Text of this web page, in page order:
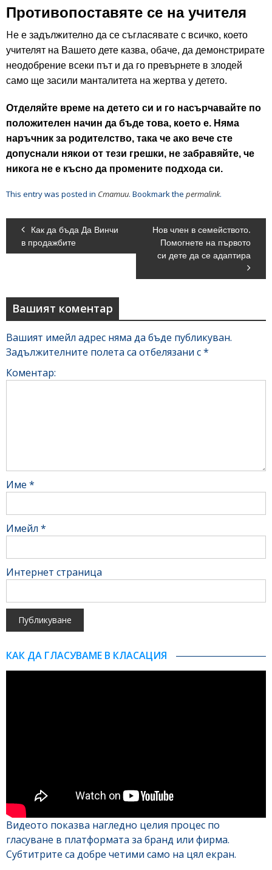
Противопоставяте се на учителя
Не е задължително да се съгласявате с всичко, което
учителят на Вашето дете казва, обаче, да демонстрирате
неодобрение всеки път и да го превърнете в злодей
само ще засили манталитета на жертва у детето.
Отделяйте време на детето си и го насърчавайте по
положителен начин да бъде това, което е. Няма
наръчник за родителство, така че ако вече сте
допуснали някои от тези грешки, не забравяйте, че
никога не е късно да промените подхода си.
This entry was posted in Статии. Bookmark the permalink.
Как да бъда Да Винчи
в продажбите
Нов член в семейството.
Помогнете на първото
си дете да се адаптира
Вашият коментар
Вашият имейл адрес няма да бъде публикуван.
Задължителните полета са отбелязани с*
Коментар:
Име *
Имейл *
Интернет страница
КАК ДА ГЛАСУВАМЕ В КЛАСАЦИЯ
Видеото показва нагледно целия процес по
гласуване в платформата за бранд или фирма.
Субтитрите са добре четими само на цял екран.